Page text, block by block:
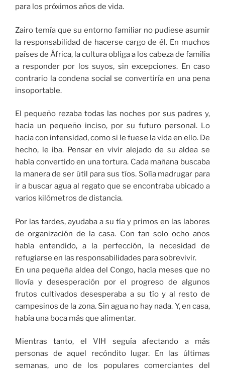
para los próximos años de vida.
Zairo temía que su entorno familiar no pudiese asumir
la responsabilidad de hacerse cargo de él. En muchos
países de África, la cultura obliga a los cabeza de familia
a responder por los suyos, sin excepciones. En caso
contrario la condena social se convertiría en una pena
insoportable.
El pequeño rezaba todas las noches por sus padres y,
hacia un pequeño inciso, por su futuro personal. Lo
hacia con intensidad, como si le fuese la vida en ello. De
hecho, le iba. Pensar en vivir alejado de su aldea se
había convertido en una tortura. Cada mañana buscaba
la manera de ser útil para sus tíos. Solía madrugar para
ir a buscar agua al regato que se encontraba ubicado a
varios kilómetros de distancia.
Por las tardes, ayudaba a su tía y primos en las labores
de organización de la casa. Con tan solo ocho años
había entendido, a la perfección, la necesidad de
refugiarse en las responsabilidades para sobrevivir.
En una pequeña aldea del Congo, hacía meses que no
llovía y desesperación por el progreso de algunos
frutos cultivados desesperaba a su tío y al resto de
campesinos de la zona. Sin agua no hay nada. Y, en casa,
había una boca más que alimentar.
Mientras tanto, el VIH seguía afectando a más
personas de aquel recóndito lugar. En las últimas
semanas, uno de los populares comerciantes del